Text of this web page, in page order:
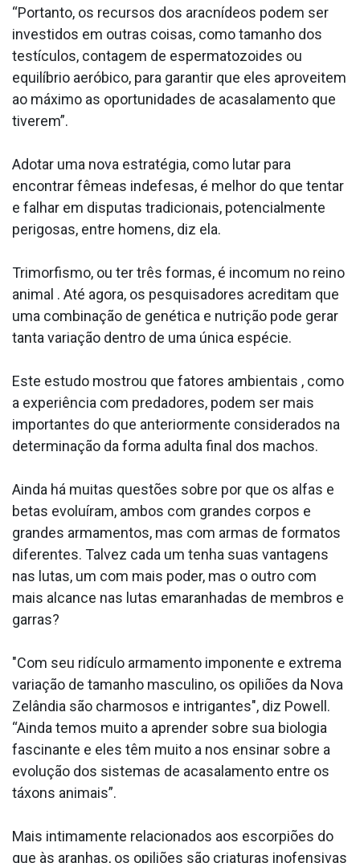
“Portanto, os recursos dos aracnídeos podem ser
investidos em outras coisas, como tamanho dos
testículos, contagem de espermatozoides ou
equilíbrio aeróbico, para garantir que eles aproveitem
ao máximo as oportunidades de acasalamento que
tiverem”.
Adotar uma nova estratégia, como lutar para
encontrar fêmeas indefesas, é melhor do que tentar
e falhar em disputas tradicionais, potencialmente
perigosas, entre homens, diz ela.
Trimorfismo, ou ter três formas, é incomum no reino
animal . Até agora, os pesquisadores acreditam que
uma combinação de genética e nutrição pode gerar
tanta variação dentro de uma única espécie.
Este estudo mostrou que fatores ambientais , como
a experiência com predadores, podem ser mais
importantes do que anteriormente considerados na
determinação da forma adulta final dos machos.
Ainda há muitas questões sobre por que os alfas e
betas evoluíram, ambos com grandes corpos e
grandes armamentos, mas com armas de formatos
diferentes. Talvez cada um tenha suas vantagens
nas lutas, um com mais poder, mas o outro com
mais alcance nas lutas emaranhadas de membros e
garras?
"Com seu ridículo armamento imponente e extrema
variação de tamanho masculino, os opiliões da Nova
Zelândia são charmosos e intrigantes", diz Powell.
“Ainda temos muito a aprender sobre sua biologia
fascinante e eles têm muito a nos ensinar sobre a
evolução dos sistemas de acasalamento entre os
táxons animais”.
Mais intimamente relacionados aos escorpiões do
que às aranhas, os opiliões são criaturas inofensivas